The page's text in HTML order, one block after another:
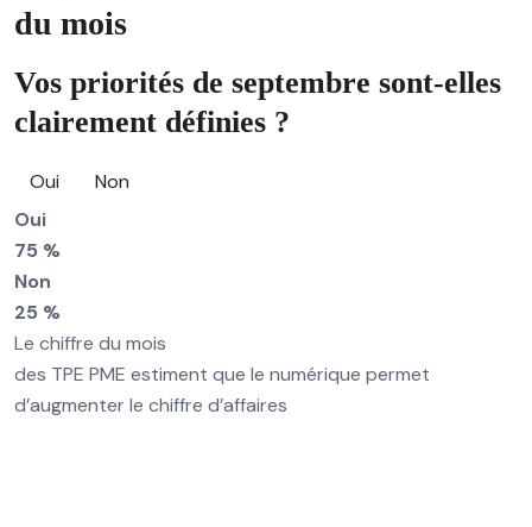
du mois
Vos priorités de septembre sont-elles
clairement définies ?
Oui
Non
Oui
75 %
Non
25 %
Le chiffre du mois
des TPE PME estiment que le numérique permet
d’augmenter le chiffre d’affaires